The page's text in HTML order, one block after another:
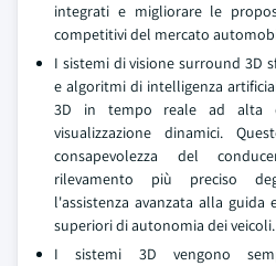
integrati e migliorare le
competitivi del mercato
I sistemi di visione surround 3D
e algoritmi di intelligenza
3D in tempo reale ad alta
visualizzazione dinamici.
consapevolezza del
rilevamento più preciso
l'assistenza avanzata alla
superiori di autonomia dei veicoli.
I sistemi 3D vengono